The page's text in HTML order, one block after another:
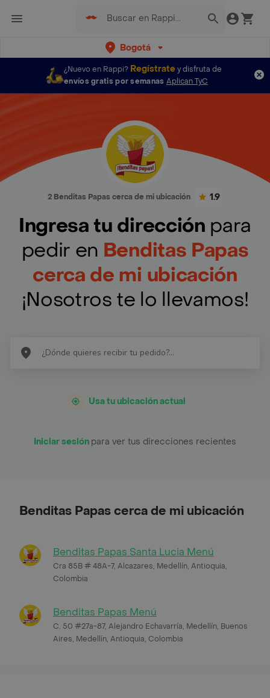
Bogotá
¿Nuevo en Rappi? Regístratey disfruta de
envíos gratis por semanas Aplican TyC
2 Benditas Papas cerca de mi ubicación 1.9
Ingresa tu dirección para
pedir en Benditas Papas
cerca de mi ubicación
¡Nosotros te lo llevamos!
Usa tu ubicación actual
Iniciar sesión para ver tus direcciones recientes
Benditas Papas cerca de mi ubicación
Benditas Papas Santa Lucia Menú
Cra 85B # 48A-7, Alcazares, Medellín, Antioquia,
Colombia
Benditas Papas Menú
C. 50 #27a-87, Alejandro Echavarría, Medellín, Buenos
Aires, Medellín, Antioquia, Colombia